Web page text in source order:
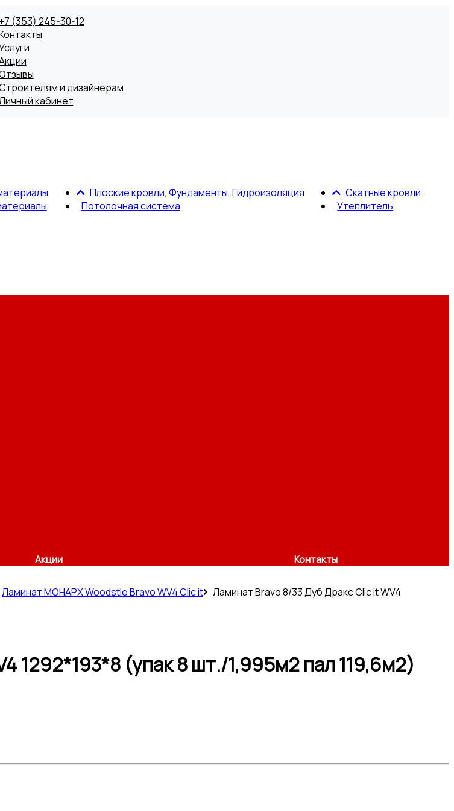
Плоские кровли, Фундаменты, Гидроизоляция
Потолочная система
Скатные кровли
Утеплитель
+7 (353) 245-30-12
и дизайнерам
кабинет
Акции Контакты
Ламинат МОНАРХ Woodstle Bravo WV4 Clic it
Ламинат Bravo 8/33 Дуб Дракс Clic it WV4
1292*193*8 (упак 8 шт./1,995м2 пал 119,6м2)